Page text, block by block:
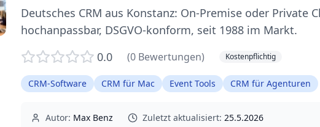
Deutsches CRM aus Konstanz: On-Premise oder Private
hochanpassbar, DSGVO-konform, seit 1988 im Markt.
0.0
(0 Bewertungen) Kostenpflichtig
CRM-Software CRM für Mac Event Tools CRM für Agenturen
Autor: Max Benz Zuletzt aktualisiert: 25.5.2026